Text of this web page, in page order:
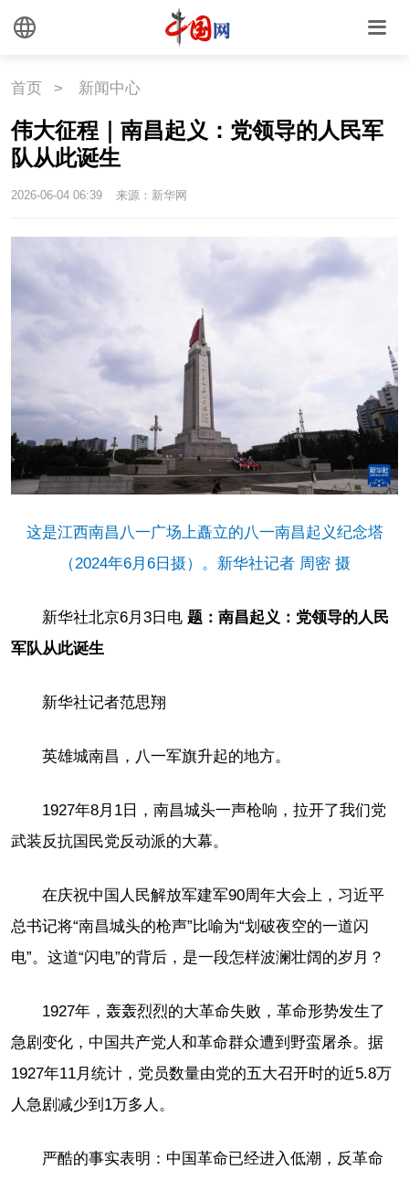
首页 > 新闻中心
伟大征程｜南昌起义：党领导的人民军
队从此诞生
2026-06-04 06:39 来源：新华网
这是江西南昌八一广场上矗立的八一南昌起义纪念塔
（2024年6月6日摄）。新华社记者 周密 摄
新华社北京6月3日电 题：南昌起义：党领导的人民
军队从此诞生
新华社记者范思翔
英雄城南昌，八一军旗升起的地方。
1927年8月1日，南昌城头一声枪响，拉开了我们党
武装反抗国民党反动派的大幕。
在庆祝中国人民解放军建军90周年大会上，习近平
总书记将“南昌城头的枪声”比喻为“划破夜空的一道闪
电”。这道“闪电”的背后，是一段怎样波澜壮阔的岁月？
1927年，轰轰烈烈的大革命失败，革命形势发生了
急剧变化，中国共产党人和革命群众遭到野蛮屠杀。据
1927年11月统计，党员数量由党的五大召开时的近5.8万
人急剧减少到1万多人。
严酷的事实表明：中国革命已经进入低潮，反革命